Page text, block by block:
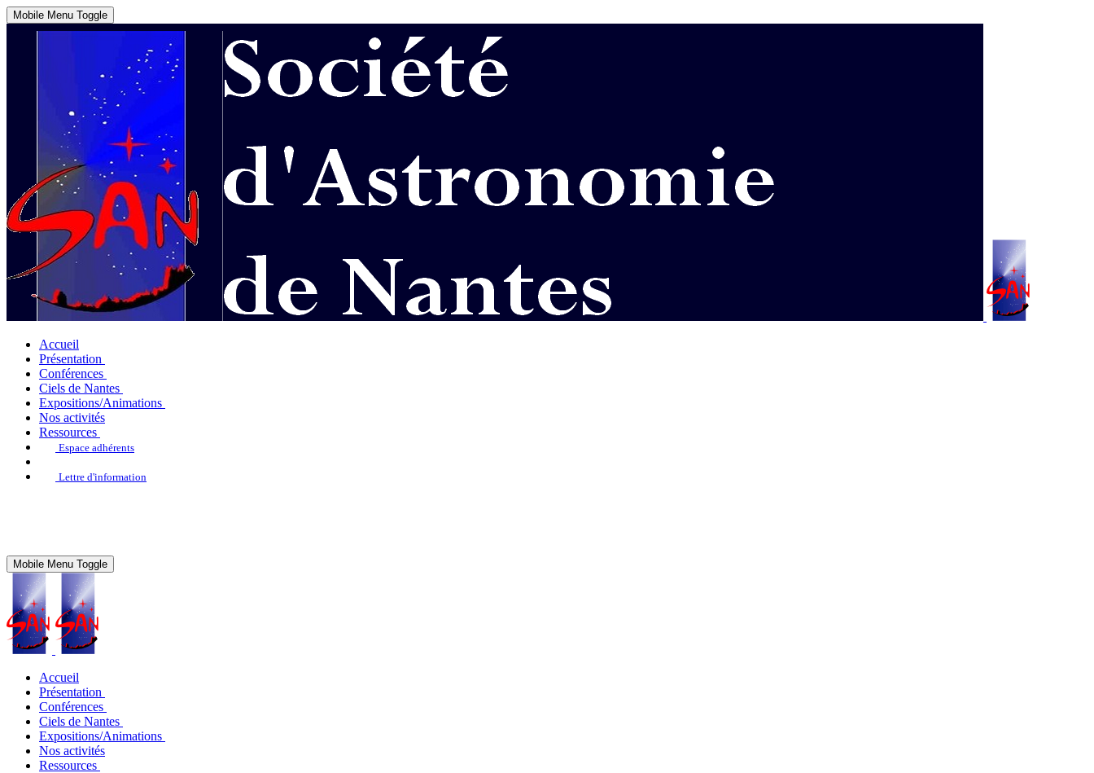
Mobile Menu Toggle
Accueil
Présentation
Conférences
Ciels de Nantes
Expositions/Animations
Nos activités
Ressources
Espace adhérents
Lettre d'information
Mobile Menu Toggle
Accueil
Présentation
Conférences
Ciels de Nantes
Expositions/Animations
Nos activités
Ressources